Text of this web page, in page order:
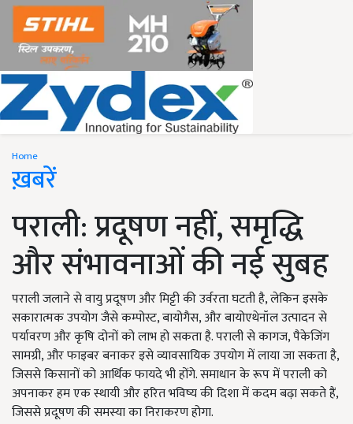
Home
ख़बरें
पराली: प्रदूषण नहीं, समृद्धि
और संभावनाओं की नई सुबह
पराली जलाने से वायु प्रदूषण और मिट्टी की उर्वरता घटती है, लेकिन इसके
सकारात्मक उपयोग जैसे कम्पोस्ट, बायोगैस, और बायोएथेनॉल उत्पादन से
पर्यावरण और कृषि दोनों को लाभ हो सकता है. पराली से कागज, पैकेजिंग
सामग्री, और फाइबर बनाकर इसे व्यावसायिक उपयोग में लाया जा सकता है,
जिससे किसानों को आर्थिक फायदे भी होंगे. समाधान के रूप में पराली को
अपनाकर हम एक स्थायी और हरित भविष्य की दिशा में कदम बढ़ा सकते हैं,
जिससे प्रदूषण की समस्या का निराकरण होगा.